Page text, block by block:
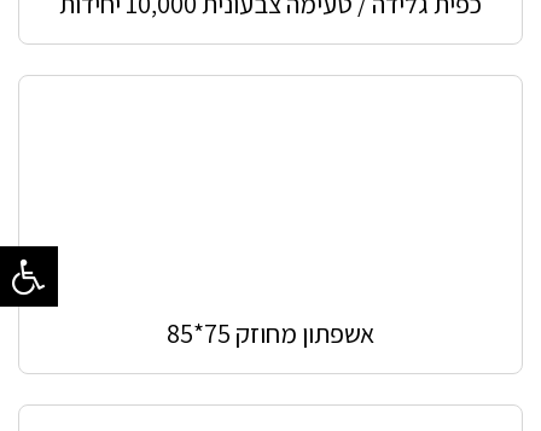
אשפתון מחוזק 75*85